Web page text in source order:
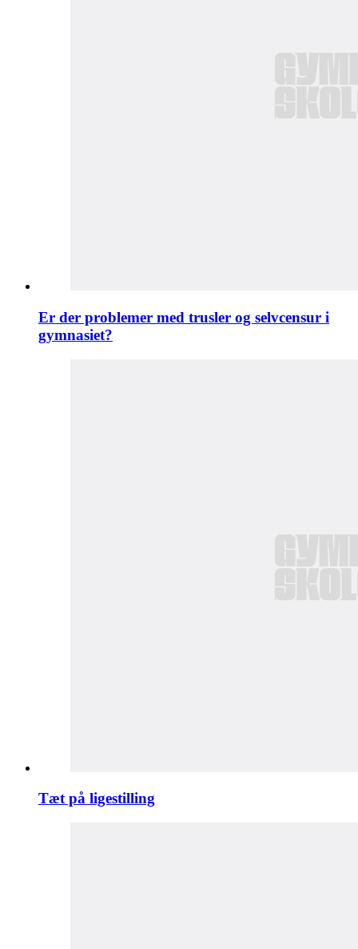
Er der problemer med trusler og selvcensur i
gymnasiet?
Tæt på ligestilling